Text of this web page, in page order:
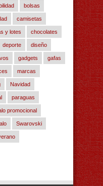
bolsas
camisetas
y lotes chocolates
deporte diseño
gadgets gafas
marcas
Navidad
paraguas
promocional
Swarovski